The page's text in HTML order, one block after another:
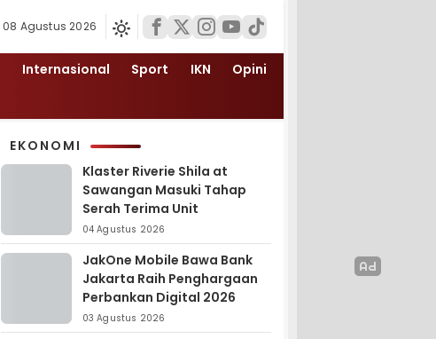
08 Agustus 2026
Internasional Sport IKN
Opini
EKONOMI
Klaster Riverie Shila at
Sawangan Masuki Tahap
Serah Terima Unit
04 Agustus 2026
JakOne Mobile Bawa Bank
Jakarta Raih Penghargaan
Perbankan Digital 2026
03 Agustus 2026